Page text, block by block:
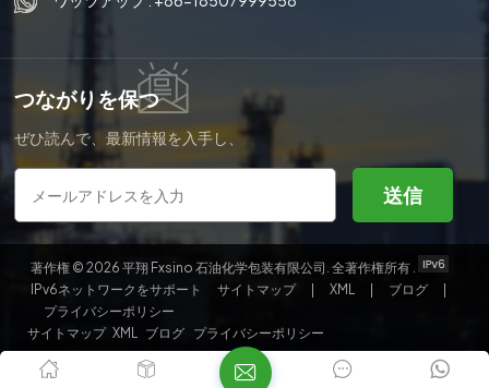
の操作に広く使用されています。ガスは塔底部から送られ、
で分配され、充填層の隙間を通って液体に向かって連続的に
流れます。パッキン表面では気液二相が密着し物質移動を行
っています。 充填塔は連続接触気液物質移動装置に属してお
り、二相の組成は塔の高さに沿って連続的に変化します。通
常の動作条件下では、気相は連続相であり、液相は分散相で
す。主な目的は塔内のパッキンを支持するとともに、気液二
相流をスムーズに通過させることです。適切に設計されてい
ない場合、充填塔の液体の浸水が最初に充填支持装置で発生
する可能性があります。段付きリングパッキンの構造はボー
ルリングパッキンと同様で、リング壁に長方形の小穴があ
り、リング内側に2層の十字形の羽根が45°で千鳥状に配置さ
れています。リングの高さは直径の半分で、リングの一端は
フレアエッジになっています。 この構造により、バウアーリ
つながりを保つ
ぜひ読んで、最新情報を入手し、
購読してください。ご意見をお聞
かせください。
送信
著作権 © 2026 平翔 Fxsino 石油化学包装有限公司. 全著作権所有 .
IPv6ネットワークをサポート
サイトマップ XML ブログ
プライバシーポリシー
サイトマップ XML ブログ プライバシーポリシー